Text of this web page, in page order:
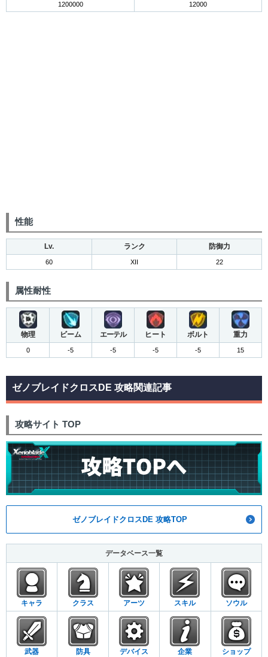
1200000 12000
性能
Lv. ランク 防御力
60 XII 22
属性耐性
物理 ビーム エーテル ヒート ボルト 重力
0 -5 -5 -5 -5 15
ゼノブレイドクロスDE 攻略関連記事
攻略サイト TOP
ゼノブレイドクロスDE 攻略TOP
データベース一覧
キャラ クラス アーツ スキル ソウル
武器 防具 デバイス 企業 ショップ